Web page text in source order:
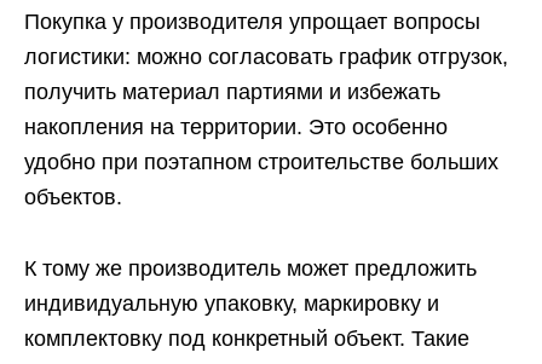
Покупка у производителя упрощает вопросы
логистики: можно согласовать график отгрузок,
получить материал партиями и избежать
накопления на территории. Это особенно
удобно при поэтапном строительстве больших
объектов.
К тому же производитель может предложить
индивидуальную упаковку, маркировку и
комплектовку под конкретный объект. Такие